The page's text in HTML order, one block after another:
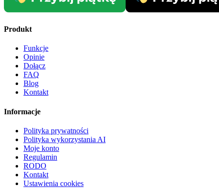
Produkt
Funkcje
Opinie
Dołącz
FAQ
Blog
Kontakt
Informacje
Polityka prywatności
Polityka wykorzystania AI
Moje konto
Regulamin
RODO
Kontakt
Ustawienia cookies